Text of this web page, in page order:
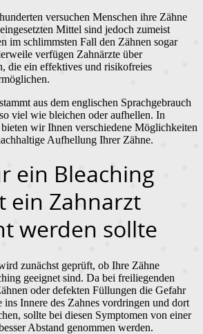
versuchen Menschen ihre Zähne
Mittel sind jedoch zumeist
im schlimmsten Fall den Zähnen sogar
verfügen Zahnärzte über
die ein effektives und risikofreies
aus dem englischen Sprachgebrauch
viel wie bleichen oder aufhellen. In
wir Ihnen verschiedene Möglichkeiten
Aufhellung Ihrer Zähne.
ein Bleaching
ein Zahnarzt
werden sollte
zunächst geprüft, ob Ihre Zähne
geeignet sind. Da bei freiliegenden
oder defekten Füllungen die Gefahr
ins Innere des Zahnes vordringen und dort
sollte bei diesen Symptomen von einer
Abstand genommen werden.